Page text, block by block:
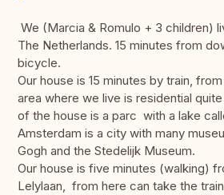
We (Marcia & Romulo + 3 children)
The Netherlands. 15 minutes from
bicycle.
Our house is 15 minutes by train,
area where we live is residential
of the house is a parc with a lake
Amsterdam is a city with many
Gogh and the Stedelijk Museum.
Our house is five minutes (walking)
Lelylaan, from here can take the